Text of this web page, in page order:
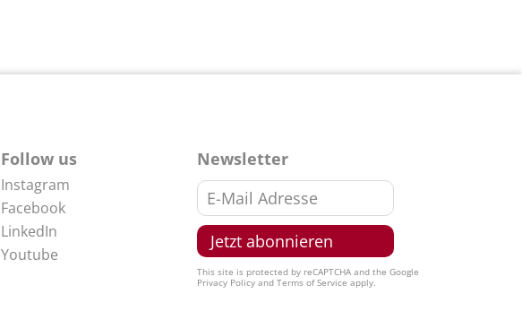
Follow us
Instagram
Facebook
LinkedIn
Youtube
Newsletter
This site is protected by reCAPTCHA and the Google
Privacy Policyand Terms of Service apply.